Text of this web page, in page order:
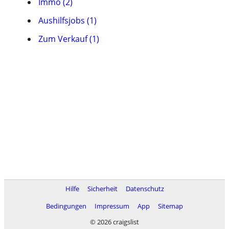
Aushilfsjobs (1)
Zum Verkauf (1)
Hilfe Sicherheit
Datenschutz
Bedingungen
Impressum App
Sitemap
© 2026 craigslist